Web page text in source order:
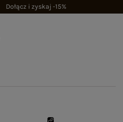
Dołącz i zyskaj -15%